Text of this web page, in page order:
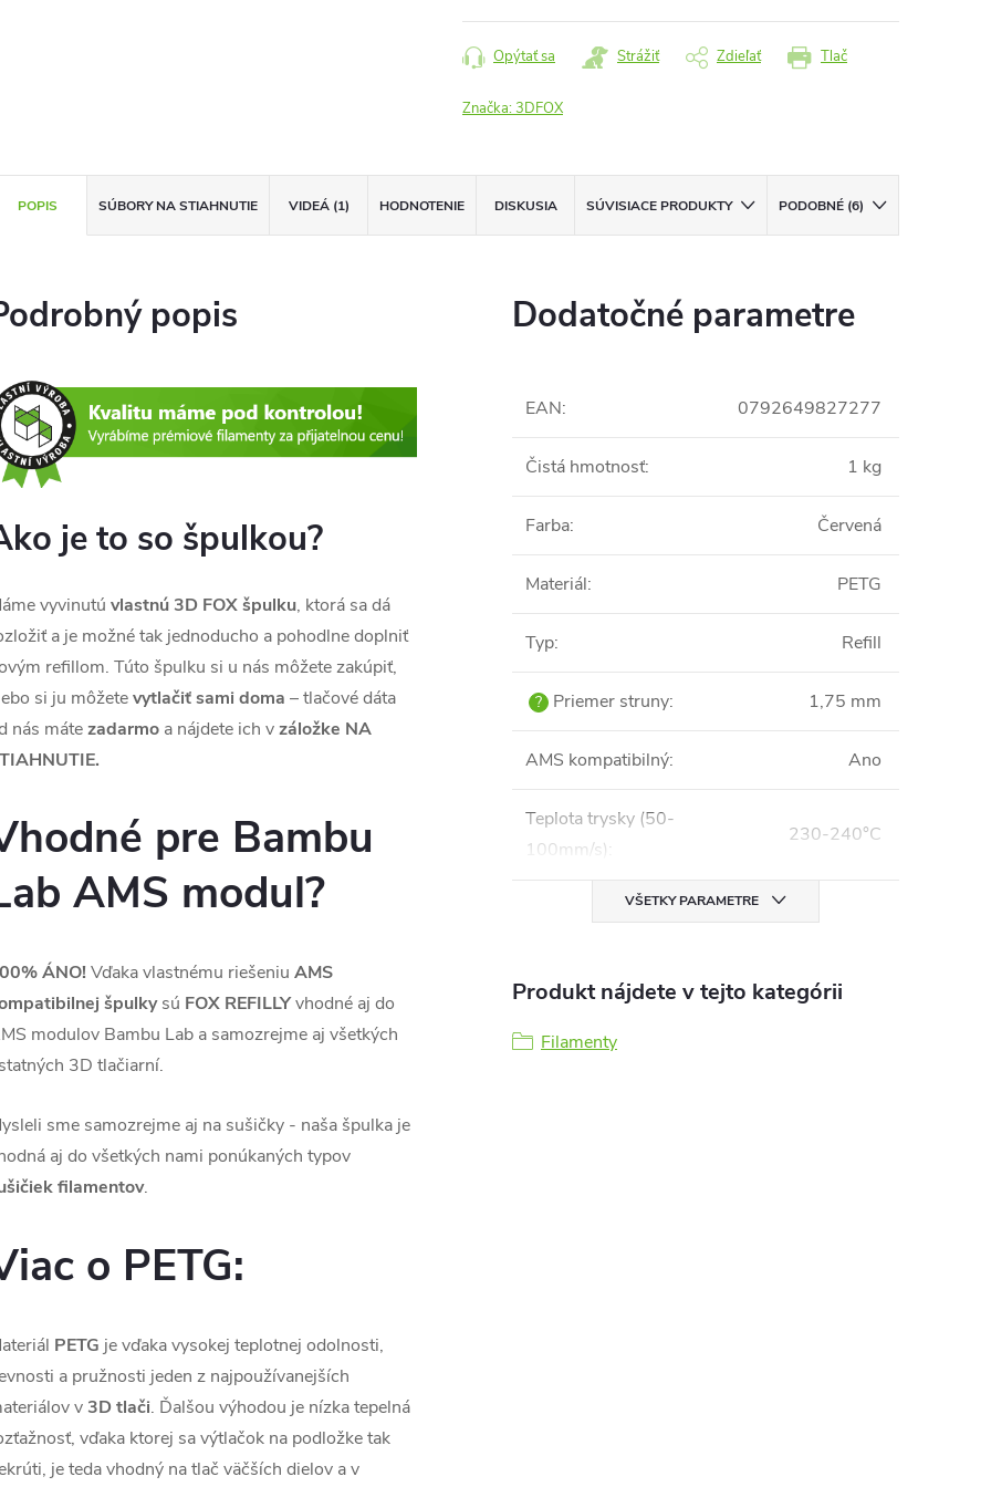
Tlač
Opýtať sa Strážiť Zdieľať
Značka:3DFOX
POPIS SÚBORY NA STIAHNUTIE VIDEÁ (1) HODNOTENIE DISKUSIA SÚVISIACE PRODUKTY PODOBNÉ (6)
popis
je to so špulkou?
vyvinutú vlastnú 3D FOX špulku, ktorá sa dá
a je možné tak jednoducho a pohodlne doplniť
refillom. Túto špulku si u nás môžete zakúpiť,
si ju môžetevytlačiť sami doma – tlačové dáta
nás mátezadarmo a nájdete ich vzáložke NA
pre Bambu
AMS modul?
ÁNO!Vďaka vlastnému riešeniu AMS
špulkysú FOX REFILLYvhodné aj do
modulov Bambu Lab a samozrejme aj všetkých
3D tlačiarní.
sme samozrejme aj na sušičky - naša špulka je
aj do všetkých nami ponúkaných typov
filamentov.
o PETG:
PETG je vďaka vysokej teplotnej odolnosti,
a pružnosti jeden z najpoužívanejších
v3D tlači. Ďalšou výhodou je nízka tepelná
vďaka ktorej sa výtlačok na podložke tak
je teda vhodný na tlač väčších dielov a v
Dodatočné parametre
EAN: 0792649827277
Čistá hmotnosť: 1 kg
Farba: Červená
Materiál: PETG
Typ: Refill
? Priemer struny: 1,75 mm
AMS kompatibilný: Ano
Teplota trysky (50-
100mm/s):
230-240°C
VŠETKY PARAMETRE
Produkt nájdete v tejto kategórii
Filamenty